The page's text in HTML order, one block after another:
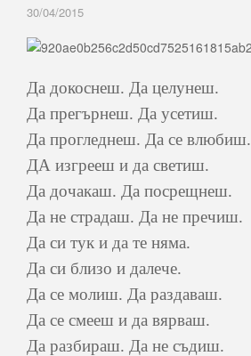
30/04/2015
Да докоснеш. Да целунеш.
Да прегърнеш. Да усетиш.
Да прогледнеш. Да се влюбиш.
ДА изгрееш и да светиш.
Да дочакаш. Да посрещнеш.
Да не страдаш. Да не пречиш.
Да си тук и да те няма.
Да си близо и далече.
Да се молиш. Да раздаваш.
Да се смееш и да вярваш.
Да разбираш. Да не съдиш.